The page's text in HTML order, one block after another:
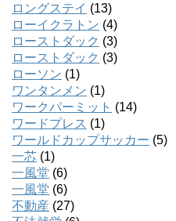
ロングステイ (13)
ローイクラトン (4)
ローストダック (3)
ローストダック (3)
ローソン (1)
ワンタンメン (1)
ワークパーミット (14)
ワードプレス (1)
ワールドカップサッカー (5)
一芯 (1)
一風堂 (6)
一風堂 (6)
不動産 (27)